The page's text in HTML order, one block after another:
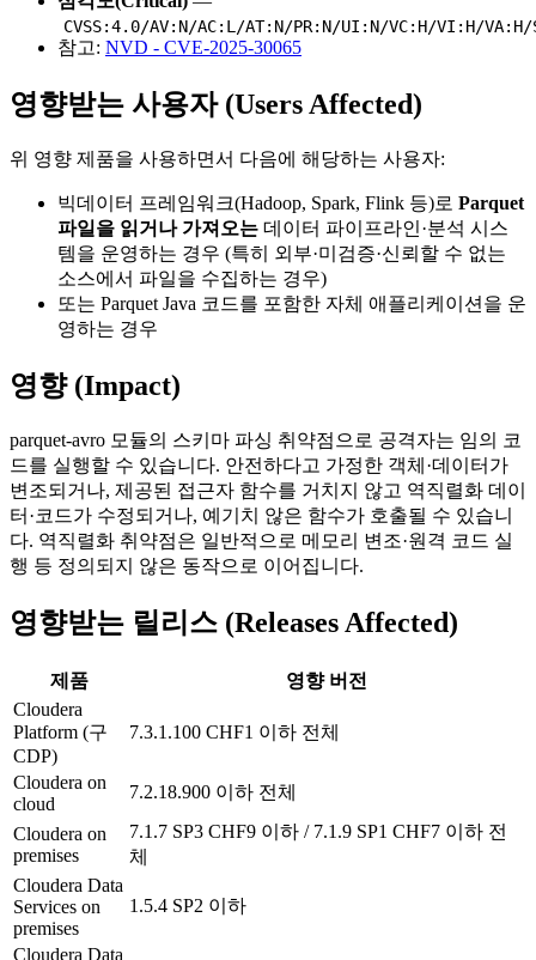
CVSS:4.0/AV:N/AC:L/AT:N/PR:N/UI:N/VC:H/VI:H/
참고: NVD - CVE-2025-30065
영향받는 사용자 (Users Affected)
위 영향 제품을 사용하면서 다음에 해당하는 사용자:
빅데이터 프레임워크(Hadoop, Spark, Flink 등)로 Parquet
파일을 읽거나 가져오는 데이터 파이프라인·분석 시스
템을 운영하는 경우 (특히 외부·미검증·신뢰할 수 없는
소스에서 파일을 수집하는 경우)
또는 Parquet Java 코드를 포함한 자체 애플리케이션을 운
영하는 경우
영향 (Impact)
parquet-avro 모듈의 스키마 파싱 취약점으로 공격자는 임의 코
드를 실행할 수 있습니다. 안전하다고 가정한 객체·데이터가
변조되거나, 제공된 접근자 함수를 거치지 않고 역직렬화 데이
터·코드가 수정되거나, 예기치 않은 함수가 호출될 수 있습니
다. 역직렬화 취약점은 일반적으로 메모리 변조·원격 코드 실
행 등 정의되지 않은 동작으로 이어집니다.
영향받는 릴리스 (Releases Affected)
제품
영향 버전
Cloudera
Platform (구
CDP)
7.3.1.100 CHF1 이하 전체
Cloudera on
cloud
7.2.18.900 이하 전체
Cloudera on
premises
7.1.7 SP3 CHF9 이하 / 7.1.9 SP1 CHF7 이하 전
체
Cloudera Data
Services on
premises
1.5.4 SP2 이하
Cloudera Data